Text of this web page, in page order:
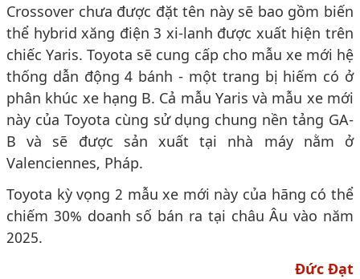
Crossover chưa được đặt tên này sẽ bao gồm biến
thể hybrid xăng điện 3 xi-lanh được xuất hiện trên
chiếc Yaris. Toyota sẽ cung cấp cho mẫu xe mới hệ
thống dẫn động 4 bánh - một trang bị hiếm có ở
phân khúc xe hạng B. Cả mẫu Yaris và mẫu xe mới
này của Toyota cùng sử dụng chung nền tảng GA-
B và sẽ được sản xuất tại nhà máy nằm ở
Valenciennes, Pháp.
Toyota kỳ vọng 2 mẫu xe mới này của hãng có thể
chiếm 30% doanh số bán ra tại châu Âu vào năm
2025.
Đức Đạt